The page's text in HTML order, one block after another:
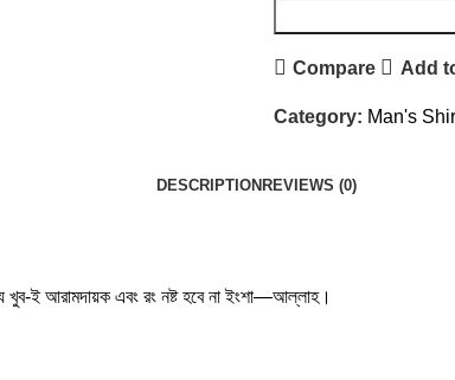
Compare Add
Category: Man's
DESCRIPTION REVIEWS (0)
খুব-ই আরামদায়ক এবং রং নষ্ট হবে না ইংশা—আল্লাহ।